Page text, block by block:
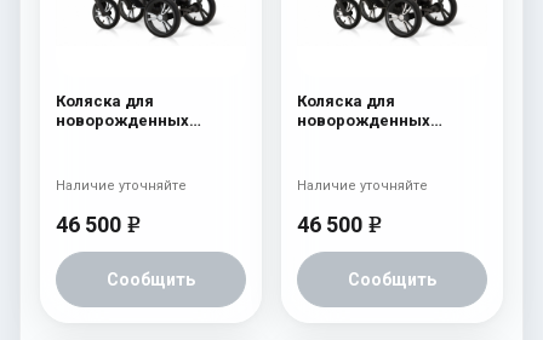
Коляска для
новорожденных
46 500 e
Сообщить
Наличие уточняйте
Коляска для
новорожденных
46 500 e
Сообщить
Наличие уточняйте